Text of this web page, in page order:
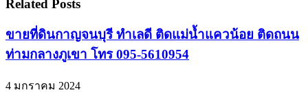
Related Posts
ขายที่ดินกาญจนบุรี ทำเลดี ติดแม่น้ำแควน้อย ติดถนน
ท่ามกลางภูเขา โทร 095-5610954
4 มกราคม 2024